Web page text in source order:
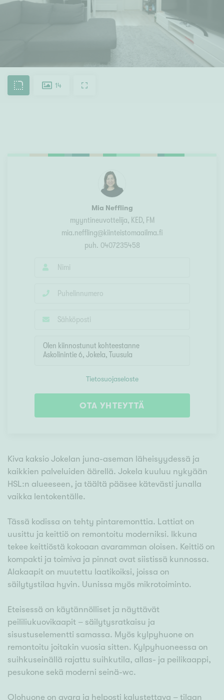
14
Mia Neffling
myyntineuvottelija, KED, FM
mia.neffling@kiinteistomaailma.fi
puh. 0407235458
Tietosuojaseloste
OTA YHTEYTTÄ
Kiva kaksio Jokelan juna-aseman läheisyydessä ja
kaikkien palveluiden äärellä. Jokela kuuluu nykyään
HSL:n alueeseen, ja täältä pääsee kätevästi junalla
vaikka lentokentälle.
Tässä kodissa on tehty pintaremonttia. Lattiat on
uusittu ja keittiö on remontoitu moderniksi. Ikkuna
tekee keittiöstä kokoaan avaramman oloisen. Keittiö on
kompakti ja toimiva ja pinnat ovat siistissä kunnossa.
Alakaapit on muutettu laatikoiksi, joissa on
säilytystilaa hyvin. Uunissa myös mikrotoiminto.
Eteisessä on käytännölliset ja näyttävät
peililiukuovikaapit – säilytysratkaisu ja
sisustuselementti samassa. Myös kylpyhuone on
remontoitu joitakin vuosia sitten. Kylpyhuoneessa on
suihkuseinällä rajattu suihkutila, allas- ja peilikaappi,
pesukone sekä moderni seinä-wc.
Olohuone on avara ja helposti kalustettava – tilaan